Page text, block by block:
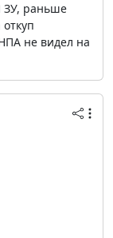
ЗУ, раньше
не видел на